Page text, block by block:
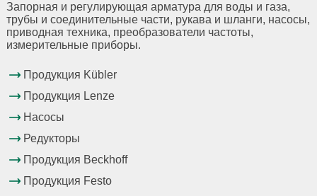
Запорная и регулирующая арматура для воды и газа,
трубы и соединительные части, рукава и шланги, насосы,
приводная техника, преобразователи частоты,
измерительные приборы.
Продукция Kübler
Продукция Lenze
Насосы
Редукторы
Продукция Beckhoff
Продукция Festo